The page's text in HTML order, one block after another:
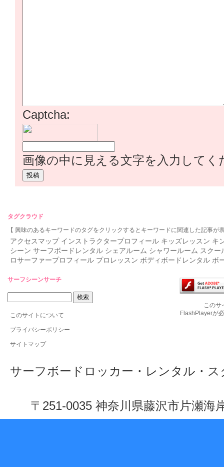
Captcha:
画像の中に見える文字を入力してく
タグクラウド
【 興味のあるキーワードのタグをクリックするとキーワードに関連した記事が
アクセスマップ インストラクタープロフィール キッズレッスン キ
シーン サーフボードレンタル シェアルーム シャワールーム スクー
ロサーファープロフィール プロレッスン ボディボードレンタル ボ
サーフシーンサーチ
このサイトについて
プライバシーポリシー
サイトマップ
この
FlashPlayerが
サーフボードロッカー・レンタル・
〒251-0035 神奈川県藤沢市片瀬海